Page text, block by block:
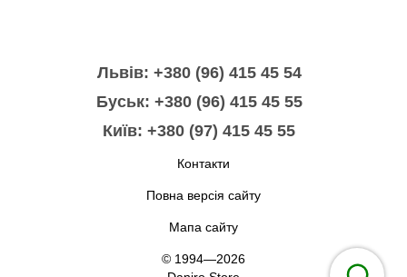
Львів: +380 (96) 415 45 54
Буськ: +380 (96) 415 45 55
Київ: +380 (97) 415 45 55
Контакти
Повна версія сайту
Мапа сайту
© 1994—2026